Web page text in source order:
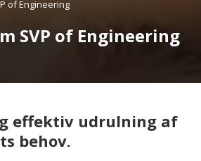
of Engineering
SVP of Engineering
effektiv udrulning af
behov.